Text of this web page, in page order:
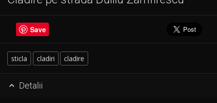
Save
sticla cladiri cladire
 Detalii